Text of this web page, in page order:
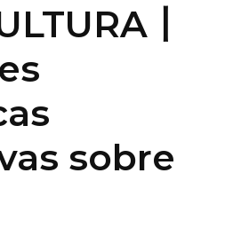
丨
sobre